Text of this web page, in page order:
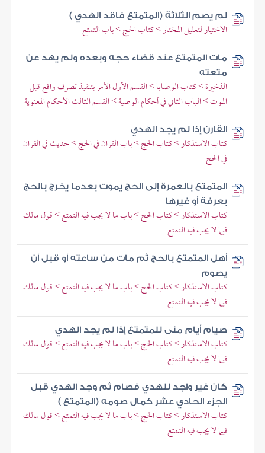
لم يصم الثلاثة (المتمتع فاقد الهدي )
الاختيار لتعليل المختار > كتاب الحج > باب التمتع
مات المتمتع عند قضاء حجه وبعده ولم يهد عن
متعته
الذخيرة > كتاب الوصايا > القسم الأول الأمر بتنفيذ تصرف واقع قبل
الموت > الباب الثاني في أحكام الوصية > القسم الثالث الأحكام المعنوية
القارن إذا لم يجد الهدي
كتاب الاستذكار > كتاب الحج > باب القران في الحج > حديث في القران
في الحج
المتمتع بالعمرة إلى الحج يموت بعدما يخرج بالحج
بعرفة أو غيرها
كتاب الاستذكار > كتاب الحج > باب ما لا يجب فيه التمتع > قول مالك
فيما لا يجب فيه التمتع
أهل المتمتع بالحج ثم مات من ساعته أو قبل أن
يصوم
كتاب الاستذكار > كتاب الحج > باب ما لا يجب فيه التمتع > قول مالك
فيما لا يجب فيه التمتع
صيام أيام منى للمتمتع إذا لم يجد الهدي
كتاب الاستذكار > كتاب الحج > باب ما لا يجب فيه التمتع > قول مالك
فيما لا يجب فيه التمتع
كان غير واجد للهدي فصام ثم وجد الهدي قبل
الجزء الحادي عشر كمال صومه (المتمتع )
كتاب الاستذكار > كتاب الحج > باب ما لا يجب فيه التمتع > قول مالك
فيما لا يجب فيه التمتع